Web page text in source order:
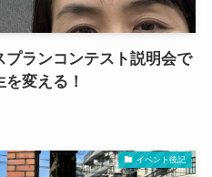
プランコンテスト説明会で
変える！
イベント後記